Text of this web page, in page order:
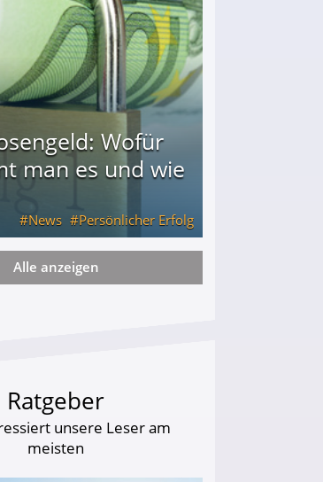
Wofür
man es und wie
News Persönlicher Erfolg
Alle anzeigen
Ratgeber
unsere Leser am
meisten